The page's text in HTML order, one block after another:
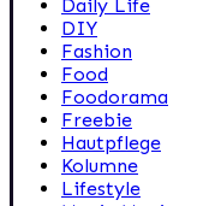
Daily Life
DIY
Fashion
Food
Foodorama
Freebie
Hautpflege
Kolumne
Lifestyle